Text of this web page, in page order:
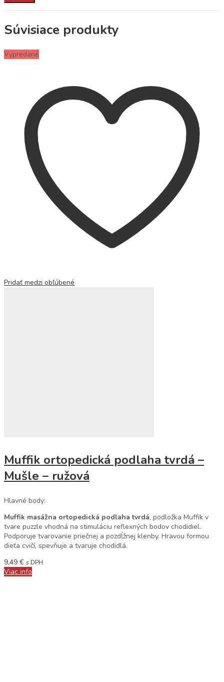
Súvisiace produkty
Vypredané
Pridať medzi obľúbené
Muffik ortopedická podlaha tvrdá –
Mušle – ružová
Hlavné body:
Muffik masážna ortopedická podlaha tvrdá, podložka Muffik v
tvare puzzle vhodná na stimuláciu reflexných bodov chodidiel.
Podporuje tvarovanie priečnej a pozdĺžnej klenby. Hravou formou
dieťa cvičí, spevňuje a tvaruje chodidlá.
9,49 € s DPH
Viac info